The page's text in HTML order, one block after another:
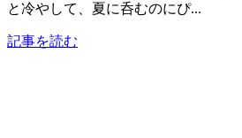
と冷やして、夏に呑むのにぴ...
記事を読む